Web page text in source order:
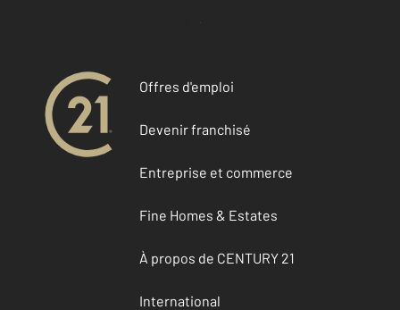
Accéder à mon compte
Offres d'emploi
Devenir franchisé
Entreprise et commerce
Fine Homes & Estates
À propos de CENTURY 21
International